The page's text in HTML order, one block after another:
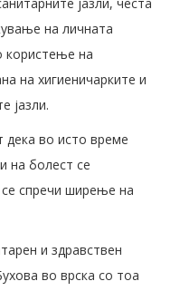
на личната
користење на
на хигиеничарките и
јазли.
во исто време
на болест се
спречи ширење на
и здравствен
во врска со тоа